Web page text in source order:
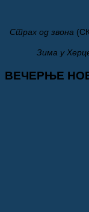
Страх од звона
Зима у
ВЕЧЕРЊЕ